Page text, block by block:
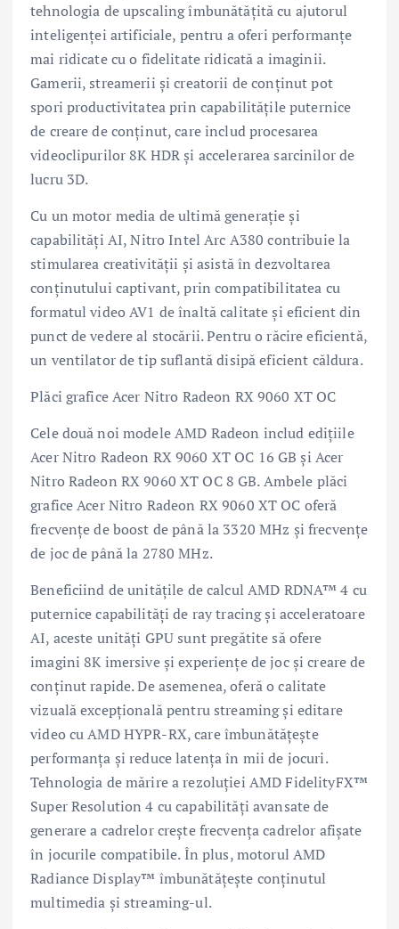
tehnologia de upscaling îmbunătățită cu ajutorul
inteligenței artificiale, pentru a oferi performanțe
mai ridicate cu o fidelitate ridicată a imaginii.
Gamerii, streamerii și creatorii de conținut pot
spori productivitatea prin capabilitățile puternice
de creare de conținut, care includ procesarea
videoclipurilor 8K HDR și accelerarea sarcinilor de
lucru 3D.
Cu un motor media de ultimă generație și
capabilități AI, Nitro Intel Arc A380 contribuie la
stimularea creativității și asistă în dezvoltarea
conținutului captivant, prin compatibilitatea cu
formatul video AV1 de înaltă calitate și eficient din
punct de vedere al stocării. Pentru o răcire eficientă,
un ventilator de tip suflantă disipă eficient căldura.
Plăci grafice Acer Nitro Radeon RX 9060 XT OC
Cele două noi modele AMD Radeon includ edițiile
Acer Nitro Radeon RX 9060 XT OC 16 GB și Acer
Nitro Radeon RX 9060 XT OC 8 GB. Ambele plăci
grafice Acer Nitro Radeon RX 9060 XT OC oferă
frecvențe de boost de până la 3320 MHz și frecvențe
de joc de până la 2780 MHz.
Beneficiind de unitățile de calcul AMD RDNA™ 4 cu
puternice capabilități de ray tracing și acceleratoare
AI, aceste unități GPU sunt pregătite să ofere
imagini 8K imersive și experiențe de joc și creare de
conținut rapide. De asemenea, oferă o calitate
vizuală excepțională pentru streaming și editare
video cu AMD HYPR-RX, care îmbunătățește
performanța și reduce latența în mii de jocuri.
Tehnologia de mărire a rezoluției AMD FidelityFX™
Super Resolution 4 cu capabilități avansate de
generare a cadrelor crește frecvența cadrelor afișate
în jocurile compatibile. În plus, motorul AMD
Radiance Display™ îmbunătățește conținutul
multimedia și streaming-ul.